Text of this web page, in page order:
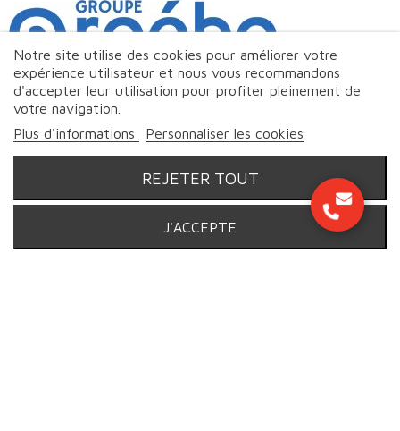
Notre site utilise des cookies pour améliorer votre
expérience utilisateur et nous vous recommandons
d'accepter leur utilisation pour profiter pleinement de
votre navigation.
Plus d'informations
Personnaliser les cookies
REJETER TOUT
J'ACCEPTE
© Markeo - 2026 | Tous droits réservés